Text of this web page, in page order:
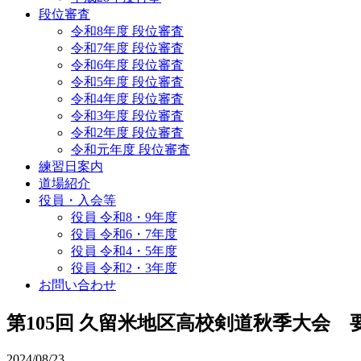
段位審査
令和8年度 段位審査
令和7年度 段位審査
令和6年度 段位審査
令和5年度 段位審査
令和4年度 段位審査
令和3年度 段位審査
令和2年度 段位審査
令和元年度 段位審査
練習日案内
道場紹介
役員・入会等
役員 令和8・9年度
役員 令和6・7年度
役員 令和4・5年度
役員 令和2・3年度
お問い合わせ
第105回 久留米地区高校剣道秋季大会